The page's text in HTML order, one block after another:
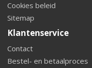
Cookies beleid
Sitemap
Klantenservice
Contact
Bestel- en betaalproces